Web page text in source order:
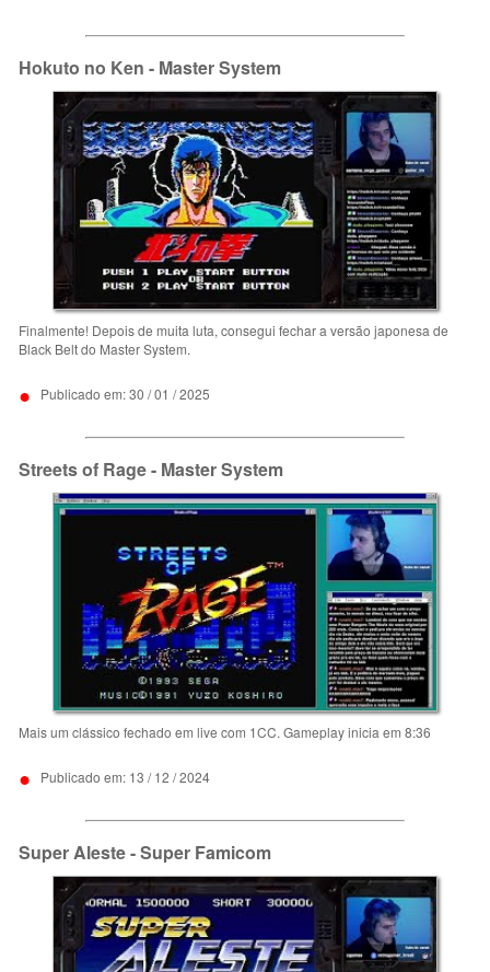
Hokuto no Ken - Master System
Finalmente! Depois de muita luta, consegui fechar a versão japonesa de
Black Belt do Master System.
• Publicado em: 30 / 01 / 2025
Streets of Rage - Master System
Mais um clássico fechado em live com 1CC. Gameplay inicia em 8:36
• Publicado em: 13 / 12 / 2024
Super Aleste - Super Famicom